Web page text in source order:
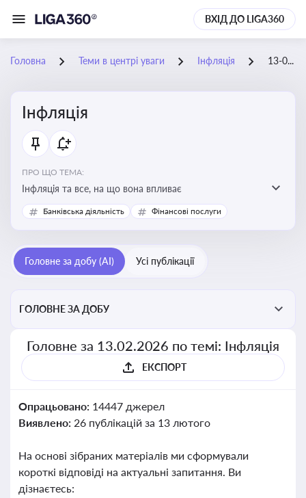
ВХІД ДО LIGA360
Головна Теми в центрі уваги Інфляція 13-02-2026
Інфляція
ПРО ЩО ТЕМА:
Інфляція та все, на що вона впливає
Банківська діяльність Фінансові послуги
Головне за добу (AI) Усі публікації
ГОЛОВНЕ ЗА ДОБУ
Головне за 13.02.2026 по темі: Інфляція
ЕКСПОРТ
Опрацьовано: 14447 джерел
Виявлено: 26 публікацій за 13 лютого
На основі зібраних матеріалів ми сформували
короткі відповіді на актуальні запитання. Ви
дізнаєтесь: